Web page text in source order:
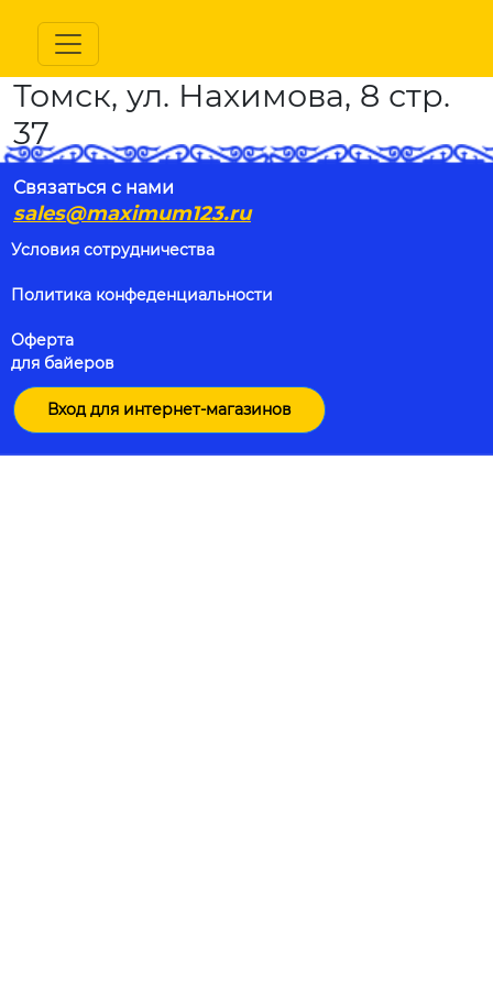
Томск, ул. Нахимова, 8 стр.
37
Связаться с нами
sales@maximum123.ru
Условия сотрудничества
Политика конфеденциальности
Оферта
для байеров
Вход для интернет-магазинов